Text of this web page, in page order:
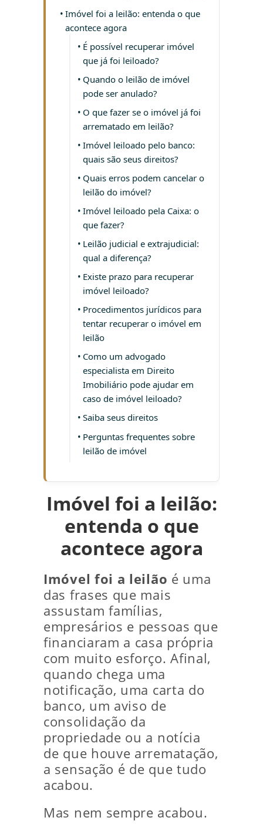
Imóvel foi a leilão: entenda o que
acontece agora
É possível recuperar imóvel
que já foi leiloado?
Quando o leilão de imóvel
pode ser anulado?
O que fazer se o imóvel já foi
arrematado em leilão?
Imóvel leiloado pelo banco:
quais são seus direitos?
Quais erros podem cancelar o
leilão do imóvel?
Imóvel leiloado pela Caixa: o
que fazer?
Leilão judicial e extrajudicial:
qual a diferença?
Existe prazo para recuperar
imóvel leiloado?
Procedimentos jurídicos para
tentar recuperar o imóvel em
leilão
Como um advogado
especialista em Direito
Imobiliário pode ajudar em
caso de imóvel leiloado?
Saiba seus direitos
Perguntas frequentes sobre
leilão de imóvel
Imóvel foi a leilão:
entenda o que
acontece agora
Imóvel foi a leilão é uma
das frases que mais
assustam famílias,
empresários e pessoas que
financiaram a casa própria
com muito esforço. Afinal,
quando chega uma
notificação, uma carta do
banco, um aviso de
consolidação da
propriedade ou a notícia
de que houve arrematação,
a sensação é de que tudo
acabou.
Mas nem sempre acabou.